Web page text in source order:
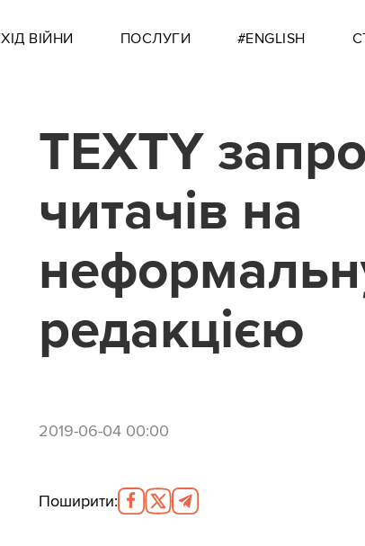
ХІД ВІЙНИ ПОСЛУГИ #ENGLISH
TEXTY
читачів на
редакцією
2019-06-04 00:00
Поширити: